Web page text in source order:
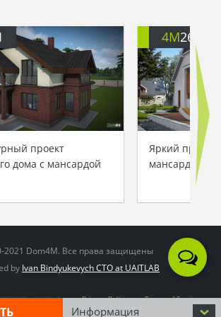
которым выбежала счастливая
в сугроб. Зима рассмеялась:
что маленькие обитатели дома
по достоинству. Она дернула
на яркие попоны детских шапок
тысячи снежинок. А дом стоял и
радуясь за своих жильцов,
пульсом его новой жизни…
проект
дома с мансардой
4M262
Яркий проект
мансардой
Информация
2021 Dom4M. Все права защищены
by Ivan Bindyukevych CTO at UAITLAB
and the GooglePrivacy PolicyandTerms of Serviceapply